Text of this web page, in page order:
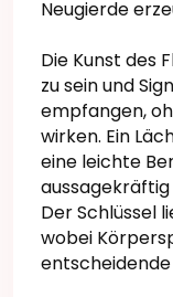
Neugierde
Die Kunst des
zu sein und
empfangen,
wirken. Ein
eine leichte
Der Schlüssel
wobei
entscheidende